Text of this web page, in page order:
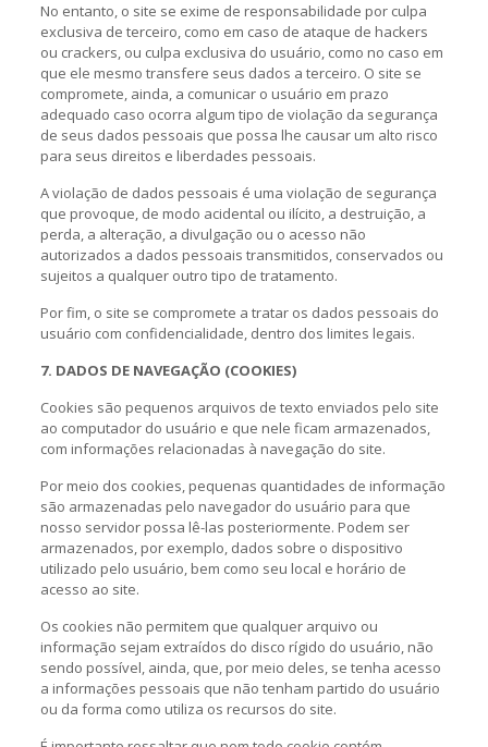
No entanto, o site se exime de responsabilidade por culpa
exclusiva de terceiro, como em caso de ataque de hackers
ou crackers, ou culpa exclusiva do usuário, como no caso em
que ele mesmo transfere seus dados a terceiro. O site se
compromete, ainda, a comunicar o usuário em prazo
adequado caso ocorra algum tipo de violação da segurança
de seus dados pessoais que possa lhe causar um alto risco
para seus direitos e liberdades pessoais.
A violação de dados pessoais é uma violação de segurança
que provoque, de modo acidental ou ilícito, a destruição, a
perda, a alteração, a divulgação ou o acesso não
autorizados a dados pessoais transmitidos, conservados ou
sujeitos a qualquer outro tipo de tratamento.
Por fim, o site se compromete a tratar os dados pessoais do
usuário com confidencialidade, dentro dos limites legais.
7. DADOS DE NAVEGAÇÃO (COOKIES)
Cookies são pequenos arquivos de texto enviados pelo site
ao computador do usuário e que nele ficam armazenados,
com informações relacionadas à navegação do site.
Por meio dos cookies, pequenas quantidades de informação
são armazenadas pelo navegador do usuário para que
nosso servidor possa lê-las posteriormente. Podem ser
armazenados, por exemplo, dados sobre o dispositivo
utilizado pelo usuário, bem como seu local e horário de
acesso ao site.
Os cookies não permitem que qualquer arquivo ou
informação sejam extraídos do disco rígido do usuário, não
sendo possível, ainda, que, por meio deles, se tenha acesso
a informações pessoais que não tenham partido do usuário
ou da forma como utiliza os recursos do site.